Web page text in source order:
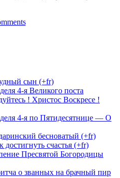
сын (+fr)
4-я Великого поста
! Христос Воскресе !
4-я по Пятидесятнице — О
бесноватый (+fr)
счастья (+fr)
Пресвятой Богородицы
о званных на брачный пир